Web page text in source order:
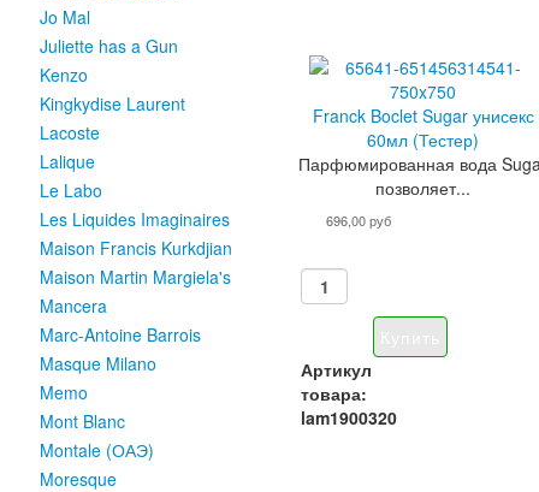
Jo Mal
Juliette has a Gun
Kenzo
Kingkydise Laurent
Lacoste
Lalique
Le Labo
Les Liquides Imaginaires
Maison Francis Kurkdjian
Maison Martin Margiela's
Mancera
Marc-Antoine Barrois
Masque Milano
Memo
Mont Blanc
Montale (ОАЭ)
Moresque
Franck Boclet Sugar унисекс
60мл (Тестер)
Парфюмированная вода
позволяет...
696,00 руб
Артикул
товара:
lam1900320